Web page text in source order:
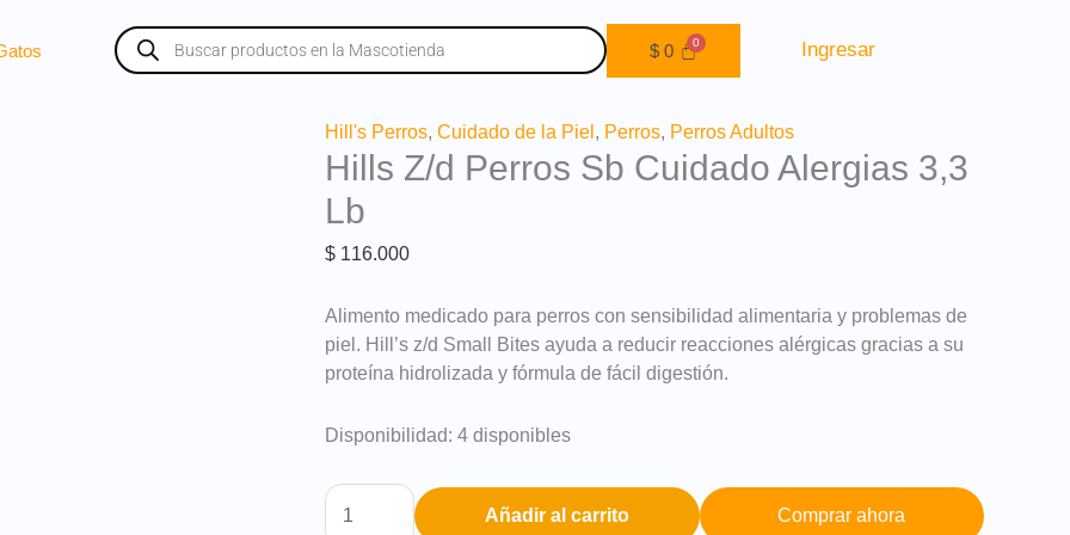
Búsqueda
de
productos
$ 0 Ingresar
Hill's Perros, Cuidado de la Piel , Perros, Perros Adultos
Hills Z/d Perros Sb Cuidado Alergias 3,3
Lb
$ 116.000
Alimento medicado para perros con sensibilidad alimentaria y problemas de
piel. Hill’s z/d Small Bites ayuda a reducir reacciones alérgicas gracias a su
proteína hidrolizada y fórmula de fácil digestión.
Disponibilidad: 4 disponibles
Hills
Z/d
Sb
Cuidado
cantidad
Añadir al carrito Comprar ahora